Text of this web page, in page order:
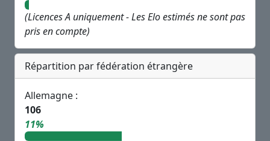
(Licences A uniquement - Les Elo estimés ne sont pas
pris en compte)
Répartition par fédération étrangère
Allemagne :
106
11%